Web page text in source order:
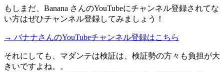
もしまだ、Banana さんのYouTubeにチャンネル登録されてな
い方はぜひチャンネル登録してみましょう！
→ バナナさんのYouTubeチャンネル登録はこちら
それにしても、マダンテは検証は、検証勢の方々も負担が大
きいですよね。。